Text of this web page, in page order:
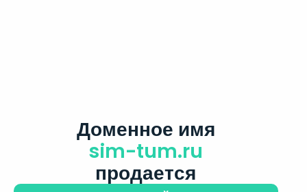
Доменное имя
sim-tum.ru
продается